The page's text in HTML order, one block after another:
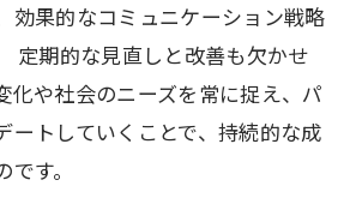
効果的なコミュニケーション戦略
定期的な見直しと改善も欠かせ
化や社会のニーズを常に捉え、パ
ートしていくことで、持続的な成
す。